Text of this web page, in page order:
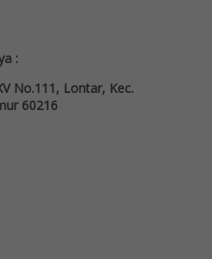
:
No.111, Lontar, Kec.
60216